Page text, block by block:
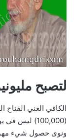
لتصبح
(100,000)
ونوى حصول شيء مهما